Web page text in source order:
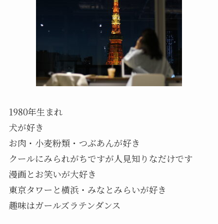
1980年生まれ
犬が好き
お肉・小麦粉類・つぶあんが好き
クールにみられがちですが人見知りなだけです
漫画とお笑いが大好き
東京タワーと横浜・みなとみらいが好き
趣味はガールズラテンダンス